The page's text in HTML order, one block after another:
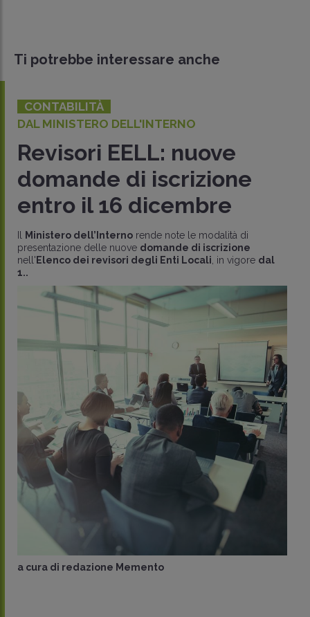
Ti potrebbe interessare anche
CONTABILITÀ
DAL MINISTERO DELL'INTERNO
Revisori EELL: nuove
domande di iscrizione
entro il 16 dicembre
Ministero dell’Interno rende note le modalità di
presentazione delle nuove domande di iscrizione
nell' Elenco dei revisori degli Enti Locali , in vigore dal
1..
a cura di redazione Memento